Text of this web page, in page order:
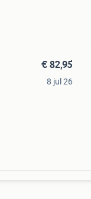
€ 82,95
8 jul 26